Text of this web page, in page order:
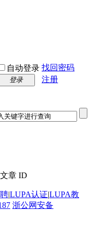
自动登录 找回密码
登录
注册
章 ID
|LUPA认证|LUPA教
浙公网安备